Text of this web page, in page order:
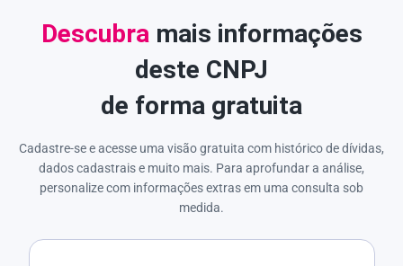
Descubra mais informações
deste CNPJ
de forma gratuita
Cadastre-se e acesse uma visão gratuita com histórico de dívidas,
dados cadastrais e muito mais. Para aprofundar a análise,
personalize com informações extras em uma consulta sob
medida.